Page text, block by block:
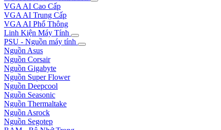
VGA AI Cao Cấp
VGA AI Trung Cấp
VGA AI Phổ Thông
Linh Kiện Máy Tính
PSU - Nguồn máy tính
Nguồn Asus
Nguồn Corsair
Nguồn Gigabyte
Nguồn Super Flower
Nguồn Deepcool
Nguồn Seasonic
Nguồn Thermaltake
Nguồn Asrock
Nguồn Segotep